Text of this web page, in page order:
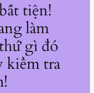
tiện!
làm
gì đó
kiểm tra